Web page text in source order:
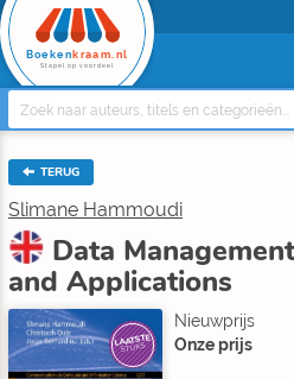
Boeken kraam.nl
Stapel op voordeel
TERUG
Slimane Hammoudi
Data
and Applications
LAATSTE
STUKS
Nieuwprijs
Onze prijs